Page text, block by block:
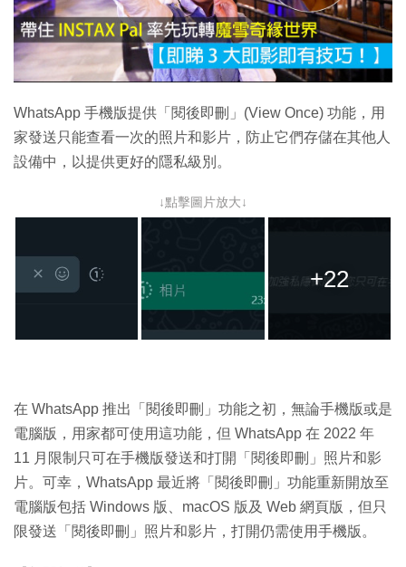
放
影
片
WhatsApp 手機版提供「閱後即刪」(View Once) 功能，用
家發送只能查看一次的照片和影片，防止它們存儲在其他人
設備中，以提供更好的隱私級別。
↓點擊圖片放大↓
+22
在 WhatsApp 推出「閱後即刪」功能之初，無論手機版或是
電腦版，用家都可使用這功能，但 WhatsApp 在 2022 年
11 月限制只可在手機版發送和打開「閱後即刪」照片和影
片。可幸，WhatsApp 最近將「閱後即刪」功能重新開放至
電腦版包括 Windows 版、macOS 版及 Web 網頁版，但只
限發送「閱後即刪」照片和影片，打開仍需使用手機版。